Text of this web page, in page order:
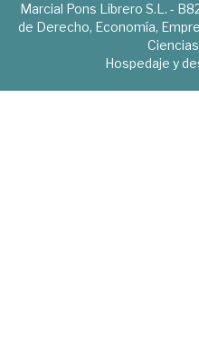
Marcial Pons Librero S.L. -
de Derecho, Economía,
Hospedaje y